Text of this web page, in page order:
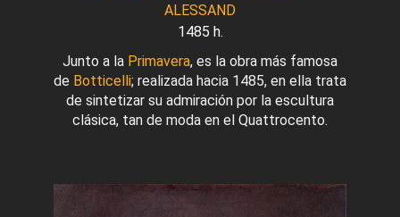
ALESSAND
1485 h.
Junto a la Primavera, es la obra más famosa
de Botticelli; realizada hacia 1485, en ella trata
de sintetizar su admiración por la escultura
clásica, tan de moda en el Quattrocento.